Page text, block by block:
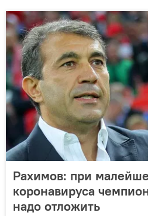
Рахимов: при
коронавируса
надо отложить